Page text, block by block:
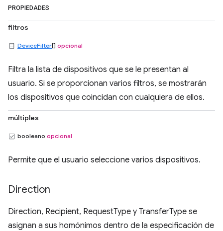
PROPIEDADES
filtros
DeviceFilter[] opcional
Filtra la lista de dispositivos que se le presentan al
usuario. Si se proporcionan varios filtros, se mostrarán
los dispositivos que coincidan con cualquiera de ellos.
múltiples
booleano opcional
Permite que el usuario seleccione varios dispositivos.
Direction
Direction, Recipient, RequestType y TransferType se
asignan a sus homónimos dentro de la especificación de